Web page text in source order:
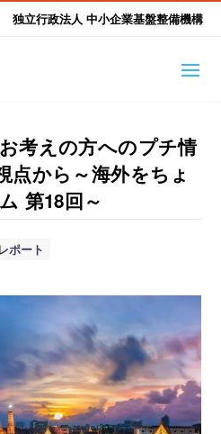
独立行政法人 中小企業基盤整備機構
スナビとは
て海外
生成AI活用ツール集
り海外
調査レポート
ザーリスト
中部本部
近畿本部
メニュー
支援機関相談
関係機関のリンク集
考えの方へのプチ情
点から～海外をちょ
第18回～
ポート